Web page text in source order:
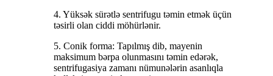
4. Yüksək sürətlə sentrifugu təmin etmək üçün
təsirli olan ciddi möhürlənir.
5. Conik forma: Tapılmış dib, mayenin
maksimum bərpa olunmasını təmin edərək,
sentrifugasiya zamanı nümunələrin asanlıqla